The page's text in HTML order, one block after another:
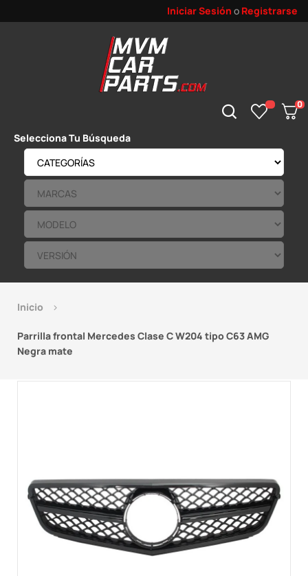
Iniciar Sesión o Registrarse
0
Selecciona Tu Búsqueda
Inicio
Parrilla frontal Mercedes Clase C W204 tipo C63 AMG
Negra mate